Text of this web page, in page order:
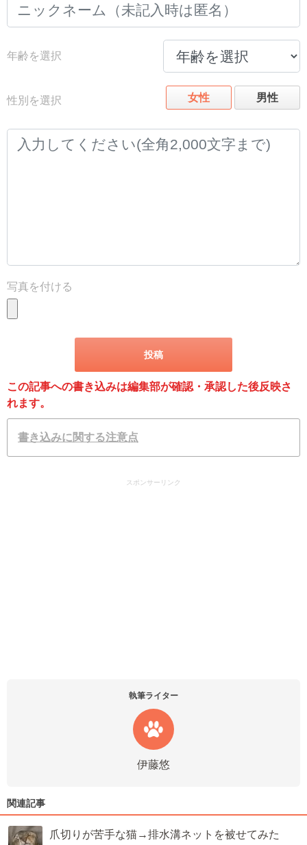
年齢を選択
性別を選択 女性 男性
写真を付ける
この記事への書き込みは編集部が確認・承認した後反映さ
れます。
書き込みに関する注意点
スポンサーリンク
執筆ライター
伊藤悠
関連記事
爪切りが苦手な猫→排水溝ネットを被せてみた